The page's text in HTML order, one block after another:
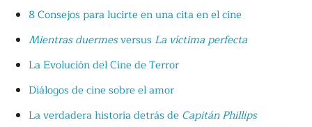
8 Consejos para lucirte en una cita en el cine
Mientras duermesversus La víctima perfecta
La Evolución del Cine de Terror
Diálogos de cine sobre el amor
La verdadera historia detrás de Capitán Phillips